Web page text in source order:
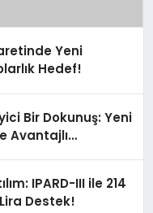
Yeni
Hedef!
Bir Dokunuş: Yeni
Avantajlı
IPARD-III ile 214
Destek!